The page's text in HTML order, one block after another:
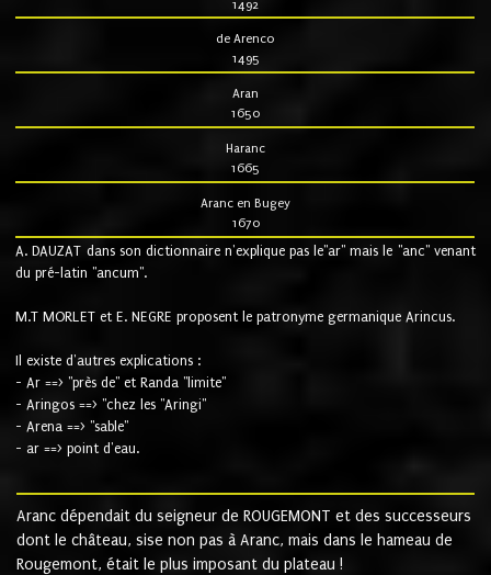
1492
de Arenco
1495
Aran
1650
Haranc
1665
Aranc en Bugey
1670
A. DAUZAT dans son dictionnaire n'explique pas le"ar" mais le "anc" venant
du pré-latin "ancum".
M.T MORLET et E. NEGRE proposent le patronyme germanique Arincus.
Il existe d'autres explications :
- Ar ==> "près de" et Randa "limite"
- Aringos ==> "chez les "Aringi"
- Arena ==> "sable"
- ar ==> point d'eau.
Aranc dépendait du seigneur de ROUGEMONT et des successeurs
dont le château, sise non pas à Aranc, mais dans le hameau de
Rougemont, était le plus imposant du plateau !